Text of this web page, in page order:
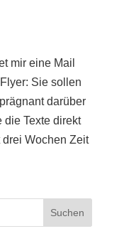
mir eine Mail
Sie sollen
darüber
die Texte direkt
Wochen Zeit